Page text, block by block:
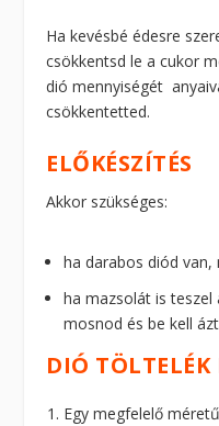
Ha kevésbé édesre
csökkentsd le a cukor
dió mennyiségét
csökkentetted.
ELŐKÉSZÍTÉS
Akkor szükséges:
ha darabos diód
ha mazsolát is
mosnod és be kell
DIÓ TÖLTELÉK
Egy megfelelő